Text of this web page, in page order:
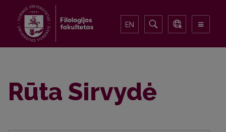
EN
Rūta Sirvydė